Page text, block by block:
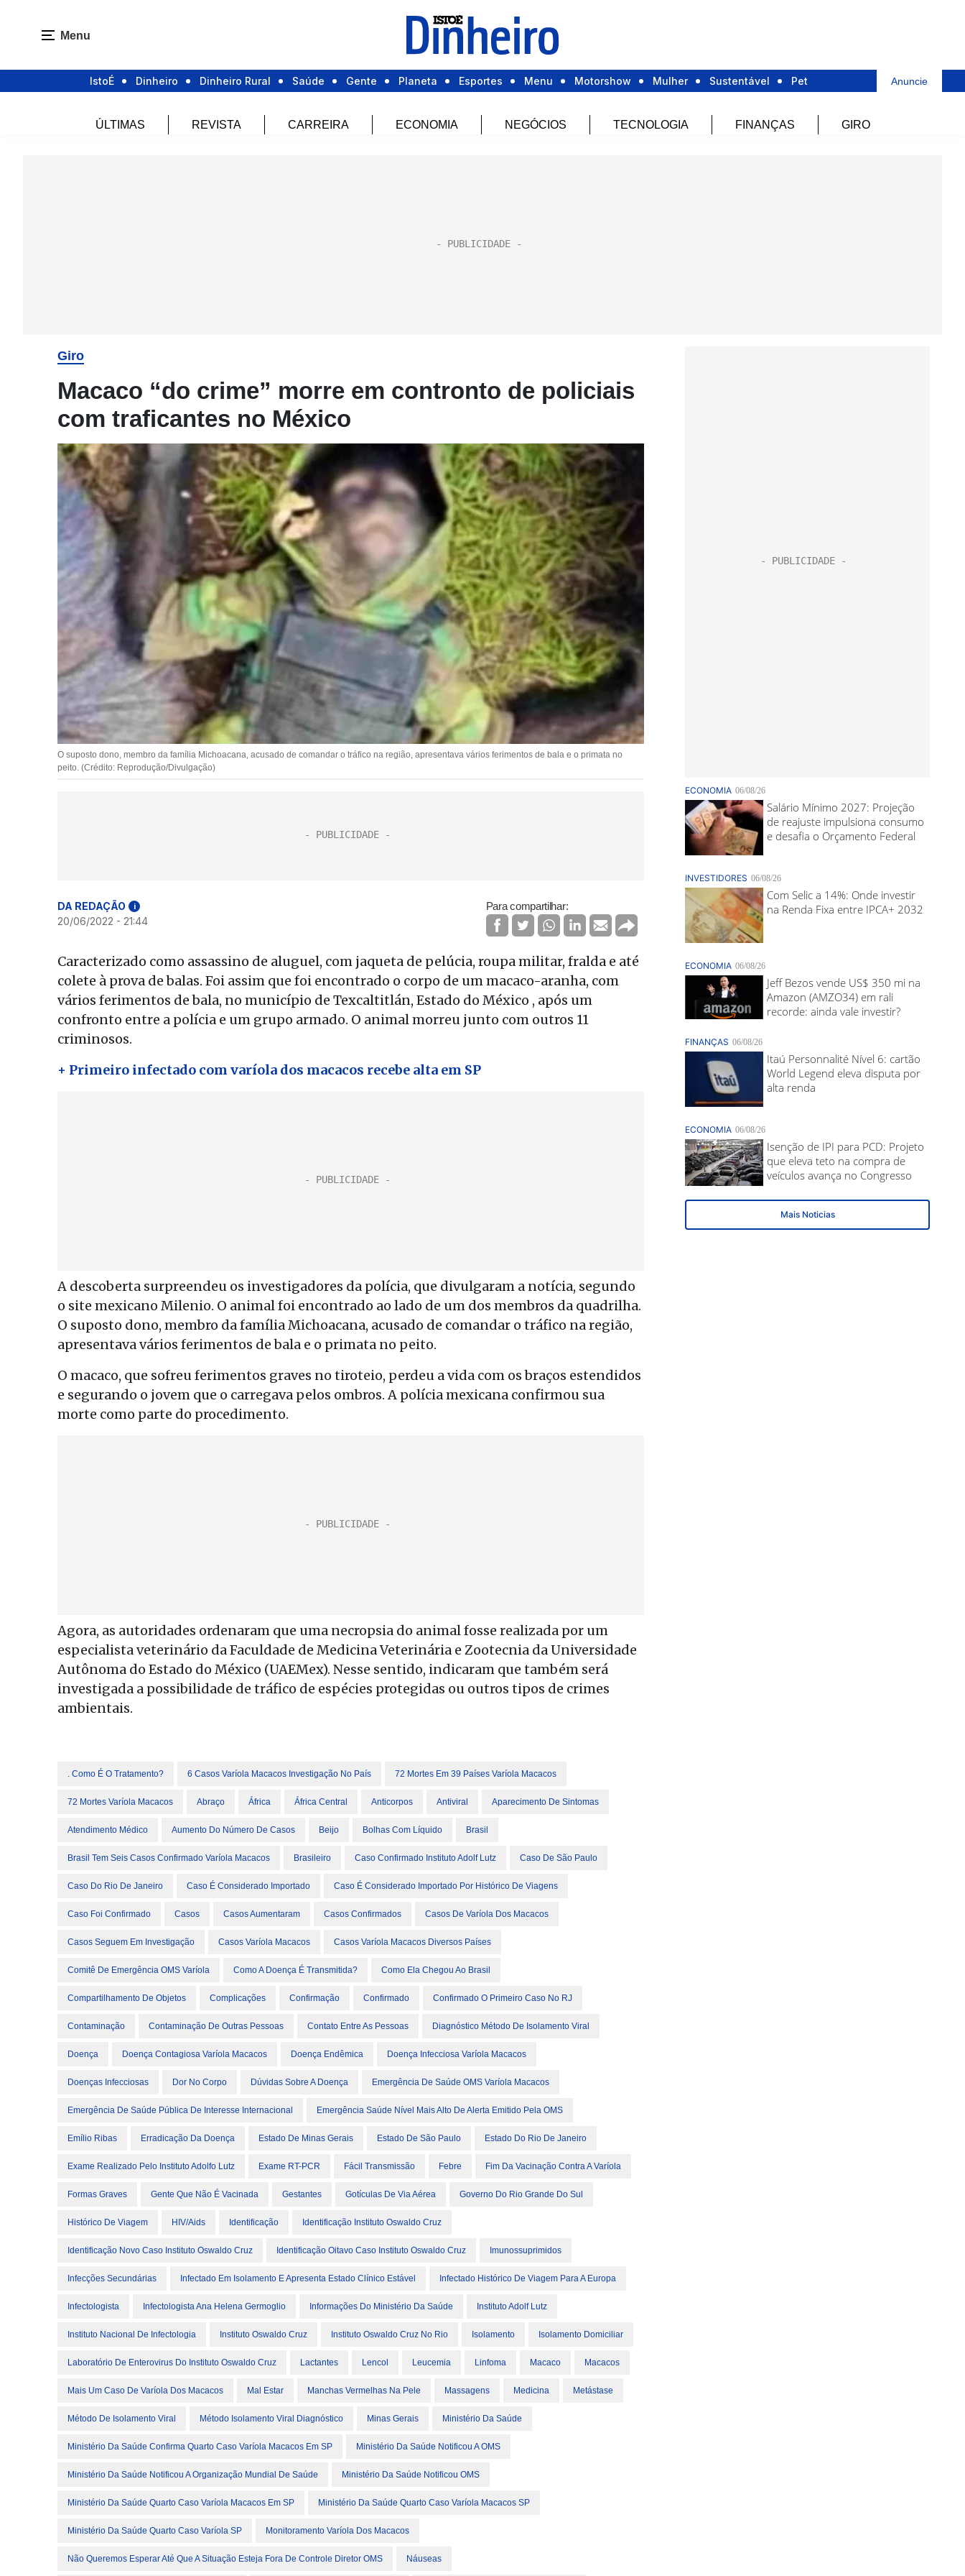
Menu
IstoÉ Dinheiro Dinheiro Rural Saúde Gente Planeta Esportes Menu Motorshow Mulher Sustentável Pet Anuncie
ÚLTIMAS REVISTA CARREIRA ECONOMIA NEGÓCIOS TECNOLOGIA FINANÇAS GIRO
Giro
Macaco “do crime” morre em contronto de policiais
com traficantes no México
O suposto dono, membro da família Michoacana, acusado de comandar o tráfico na região, apresentava vários ferimentos de bala e o primata no
peito. (Crédito: Reprodução/Divulgação)
DA REDAÇÃO i
20/06/2022 - 21:44
Para compartilhar:
Caracterizado como assassino de aluguel, com jaqueta de pelúcia, roupa militar, fralda e até
colete à prova de balas. Foi assim que foi encontrado o corpo de um macaco-aranha, com
vários ferimentos de bala, no município de Texcaltitlán, Estado do México , após um
confronto entre a polícia e um grupo armado. O animal morreu junto com outros 11
criminosos.
+ Primeiro infectado com varíola dos macacos recebe alta em SP
A descoberta surpreendeu os investigadores da polícia, que divulgaram a notícia, segundo
o site mexicano Milenio. O animal foi encontrado ao lado de um dos membros da quadrilha.
O suposto dono, membro da família Michoacana, acusado de comandar o tráfico na região,
apresentava vários ferimentos de bala e o primata no peito.
O macaco, que sofreu ferimentos graves no tiroteio, perdeu a vida com os braços estendidos
e segurando o jovem que o carregava pelos ombros. A polícia mexicana confirmou sua
morte como parte do procedimento.
Agora, as autoridades ordenaram que uma necropsia do animal fosse realizada por um
especialista veterinário da Faculdade de Medicina Veterinária e Zootecnia da Universidade
Autônoma do Estado do México (UAEMex). Nesse sentido, indicaram que também será
investigada a possibilidade de tráfico de espécies protegidas ou outros tipos de crimes
ambientais.
. Como É O Tratamento? 6 Casos Varíola Macacos Investigação No País 72 Mortes Em 39 Países Varíola Macacos
72 Mortes Varíola Macacos Abraço África África Central Anticorpos Antiviral Aparecimento De Sintomas
Atendimento Médico Aumento Do Número De Casos Beijo Bolhas Com Líquido Brasil
Brasil Tem Seis Casos Confirmado Varíola Macacos Brasileiro Caso Confirmado Instituto Adolf Lutz Caso De São Paulo
Caso Do Rio De Janeiro Caso É Considerado Importado Caso É Considerado Importado Por Histórico De Viagens
Caso Foi Confirmado Casos Casos Aumentaram Casos Confirmados Casos De Varíola Dos Macacos
Casos Seguem Em Investigação Casos Varíola Macacos Casos Varíola Macacos Diversos Países
Comitê De Emergência OMS Varíola Como A Doença É Transmitida? Como Ela Chegou Ao Brasil
Compartilhamento De Objetos Complicações Confirmação Confirmado Confirmado O Primeiro Caso No RJ
Contaminação Contaminação De Outras Pessoas Contato Entre As Pessoas Diagnóstico Método De Isolamento Viral
Doença Doença Contagiosa Varíola Macacos Doença Endêmica Doença Infecciosa Varíola Macacos
Doenças Infecciosas Dor No Corpo Dúvidas Sobre A Doença Emergência De Saúde OMS Varíola Macacos
Emergência De Saúde Pública De Interesse Internacional Emergência Saúde Nível Mais Alto De Alerta Emitido Pela OMS
Emílio Ribas Erradicação Da Doença Estado De Minas Gerais Estado De São Paulo Estado Do Rio De Janeiro
Exame Realizado Pelo Instituto Adolfo Lutz Exame RT-PCR Fácil Transmissão Febre Fim Da Vacinação Contra A Varíola
Formas Graves Gente Que Não É Vacinada Gestantes Gotículas De Via Aérea Governo Do Rio Grande Do Sul
Histórico De Viagem HIV/Aids Identificação Identificação Instituto Oswaldo Cruz
Identificação Novo Caso Instituto Oswaldo Cruz Identificação Oitavo Caso Instituto Oswaldo Cruz Imunossuprimidos
Infecções Secundárias Infectado Em Isolamento E Apresenta Estado Clínico Estável Infectado Histórico De Viagem Para A Europa
Infectologista Infectologista Ana Helena Germoglio Informações Do Ministério Da Saúde Instituto Adolf Lutz
Instituto Nacional De Infectologia Instituto Oswaldo Cruz Instituto Oswaldo Cruz No Rio Isolamento Isolamento Domiciliar
Laboratório De Enterovirus Do Instituto Oswaldo Cruz Lactantes Lencol Leucemia Linfoma Macaco Macacos
Mais Um Caso De Varíola Dos Macacos Mal Estar Manchas Vermelhas Na Pele Massagens Medicina Metástase
Método De Isolamento Viral Método Isolamento Viral Diagnóstico Minas Gerais Ministério Da Saúde
Ministério Da Saúde Confirma Quarto Caso Varíola Macacos Em SP Ministério Da Saúde Notificou A OMS
Ministério Da Saúde Notificou A Organização Mundial De Saúde Ministério Da Saúde Notificou OMS
Ministério Da Saúde Quarto Caso Varíola Macacos Em SP Ministério Da Saúde Quarto Caso Varíola Macacos SP
Ministério Da Saúde Quarto Caso Varíola SP Monitoramento Varíola Dos Macacos
Não Queremos Esperar Até Que A Situação Esteja Fora De Controle Diretor OMS Náuseas